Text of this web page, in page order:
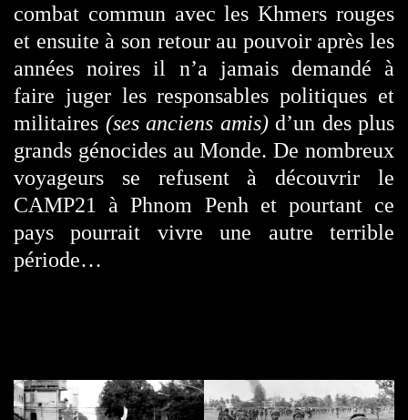
combat commun avec les Khmers rouges
et ensuite à son retour au pouvoir après les
années noires il n’a jamais demandé à
faire juger les responsables politiques et
militaires (ses anciens amis)d’un des plus
grands génocides au Monde. De nombreux
voyageurs se refusent à découvrir le
CAMP21 à Phnom Penh et pourtant ce
pays pourrait vivre une autre terrible
période…